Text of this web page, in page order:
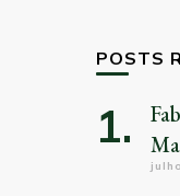
POSTS